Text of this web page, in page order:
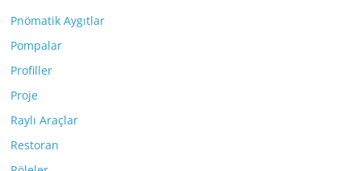
Pnömatik Aygıtlar
Pompalar
Profiller
Proje
Raylı Araçlar
Restoran